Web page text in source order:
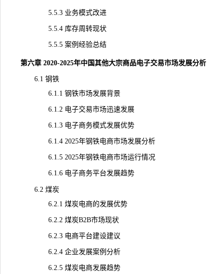
5.5.3 业务模式改进
5.5.4 库存周转现状
5.5.5 案例经验总结
第六章 2020-2025年中国其他大宗商品电子交易市场发展分析
6.1 钢铁
6.1.1 钢铁市场发展背景
6.1.2 电子交易市场迅速发展
6.1.3 电子商务模式发展优势
6.1.4 2025年钢铁电商市场发展分析
6.1.5 2025年钢铁电商市场运行情况
6.1.6 电子商务平台发展趋势
6.2 煤炭
6.2.1 煤炭电商的发展优势
6.2.2 煤炭B2B市场现状
6.2.3 电商平台建设建议
6.2.4 企业发展案例分析
6.2.5 煤炭电商发展趋势